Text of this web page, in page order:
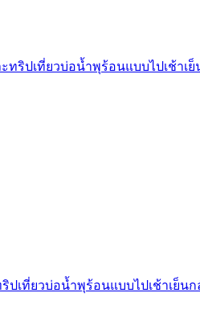
ริปเที่ยวบ่อน้ำพุร้อนแบบไปเช้าเย็
เที่ยวบ่อน้ำพุร้อนแบบไปเช้าเย็นก